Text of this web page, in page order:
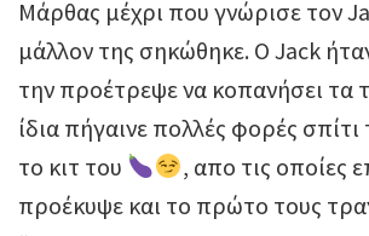
Μάρθας μέχρι που γνώρισε τον
μάλλον της σηκώθηκε. O Jack
την προέτρεψε να κοπανήσει τα
ίδια πήγαινε πολλές φορές
το κιτ του
, απο τις οποίες
προέκυψε και το πρώτο τους